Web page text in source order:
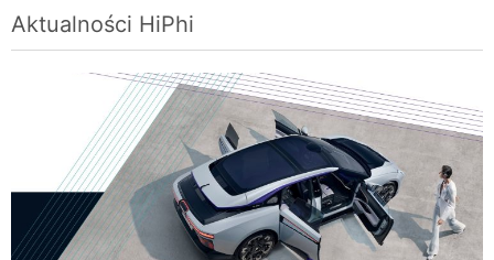
Aktualności HiPhi